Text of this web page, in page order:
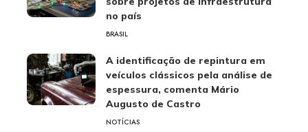
no país
BRASIL
A identificação de repintura em
veículos clássicos pela análise de
espessura, comenta Mário
Augusto de Castro
NOTÍCIAS